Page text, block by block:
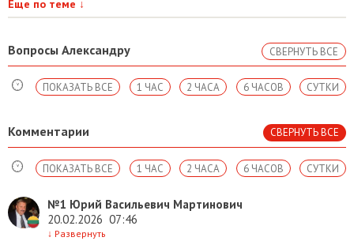
Еще по теме ↓
Вопросы Александру СВЕРНУТЬ ВСЕ
СУТКИ
6 ЧАСОВ
2 ЧАСА
1 ЧАС
ПОКАЗАТЬ ВСЕ
Комментарии СВЕРНУТЬ ВСЕ
СУТКИ
6 ЧАСОВ
2 ЧАСА
1 ЧАС
ПОКАЗАТЬ ВСЕ
№1 Юрий Васильевич Мартинович
20.02.2026 07:46
↓ Развернуть